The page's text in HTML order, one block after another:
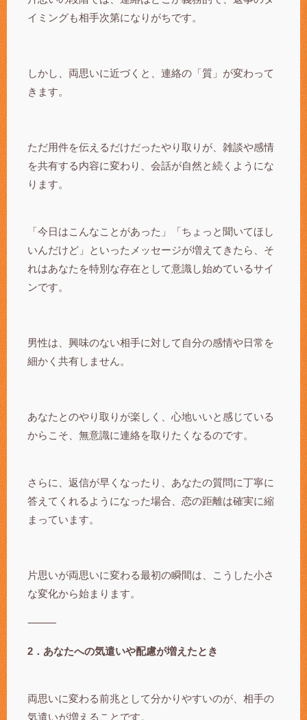
イミングも相手次第になりがちです。
しかし、両思いに近づくと、連絡の「質」が変わって
きます。
ただ用件を伝えるだけだったやり取りが、雑談や感情
を共有する内容に変わり、会話が自然と続くようにな
ります。
「今日はこんなことがあった」「ちょっと聞いてほし
いんだけど」といったメッセージが増えてきたら、そ
れはあなたを特別な存在として意識し始めているサイ
ンです。
男性は、興味のない相手に対して自分の感情や日常を
細かく共有しません。
あなたとのやり取りが楽しく、心地いいと感じている
からこそ、無意識に連絡を取りたくなるのです。
さらに、返信が早くなったり、あなたの質問に丁寧に
答えてくれるようになった場合、恋の距離は確実に縮
まっています。
片思いが両思いに変わる最初の瞬間は、こうした小さ
な変化から始まります。
⸻
2．あなたへの気遣いや配慮が増えたとき
両思いに変わる前兆として分かりやすいのが、相手の
気遣いが増えることです。